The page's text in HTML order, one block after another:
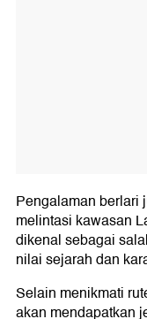
Pengalaman berlari
melintasi kawasan
dikenal sebagai
nilai sejarah dan
Selain menikmati
akan mendapatkan